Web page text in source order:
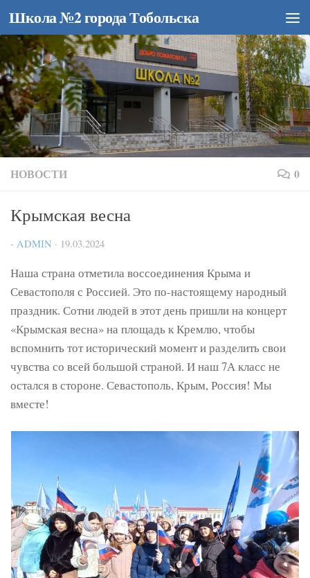
Перейти к содержимому
Школа №2 города Тобольска
НОВОСТИ 0
Крымская весна
- ADMIN · 19.03.2024
Наша страна отметила воссоединения Крыма и
Севастополя с Россией. Это по-настоящему народный
праздник. Сотни людей в этот день пришли на концерт
«Крымская весна» на площадь к Кремлю, чтобы
вспомнить тот исторический момент и разделить свои
чувства со всей большой страной. И наш 7А класс не
остался в стороне. Севастополь, Крым, Россия! Мы
вместе!